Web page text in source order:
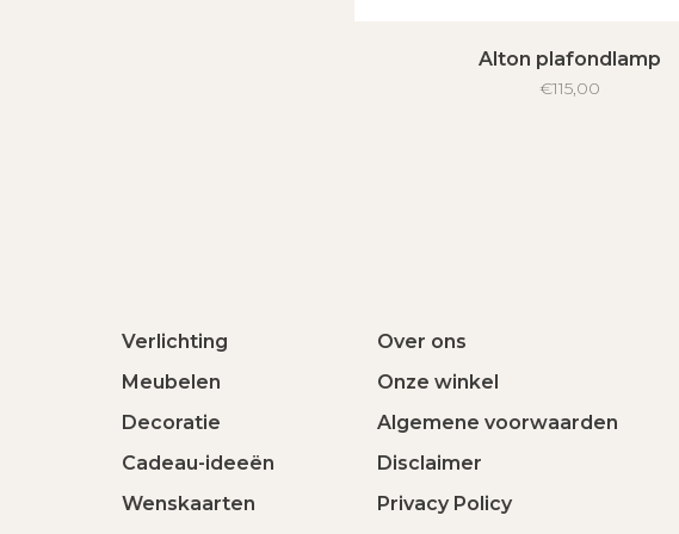
Alton plafondlamp
€115,00
Verlichting
Meubelen
Decoratie
Cadeau-ideeën
Wenskaarten
Over ons
Onze winkel
Algemene voorwaarden
Disclaimer
Privacy Policy